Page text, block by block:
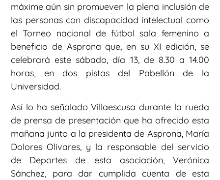
máxime aún sin promueven la plena inclusión de
las personas con discapacidad intelectual como
el Torneo nacional de fútbol sala femenino a
beneficio de Asprona que, en su XI edición, se
celebrará este sábado, día 13, de 8.30 a 14.00
horas, en dos pistas del Pabellón de la
Universidad.
Así lo ha señalado Villaescusa durante la rueda
de prensa de presentación que ha ofrecido esta
mañana junto a la presidenta de Asprona, María
Dolores Olivares, y la responsable del servicio
de Deportes de esta asociación, Verónica
Sánchez, para dar cumplida cuenta de esta